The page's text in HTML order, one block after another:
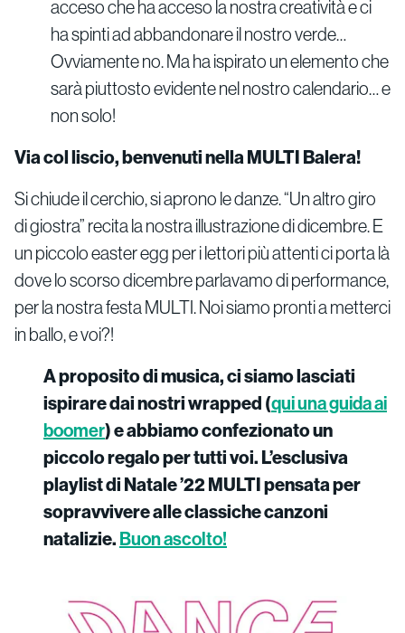
acceso che ha acceso la nostra creatività e ci
ha spinti ad abbandonare il nostro verde…
Ovviamente no. Ma ha ispirato un elemento che
sarà piuttosto evidente nel nostro calendario… e
non solo!
Via col liscio, benvenuti nella MULTI Balera!
Si chiude il cerchio, si aprono le danze. “Un altro giro
di giostra” recita la nostra illustrazione di dicembre. E
un piccolo easter egg per i lettori più attenti ci porta là
dove lo scorso dicembre parlavamo di performance,
per la nostra festa MULTI. Noi siamo pronti a metterci
in ballo, e voi?!
A proposito di musica, ci siamo lasciati
ispirare dai nostri wrapped (qui una guida ai
boomer) e abbiamo confezionato un
piccolo regalo per tutti voi. L’esclusiva
playlist di Natale ’22 MULTI pensata per
sopravvivere alle classiche canzoni
natalizie. Buon ascolto!